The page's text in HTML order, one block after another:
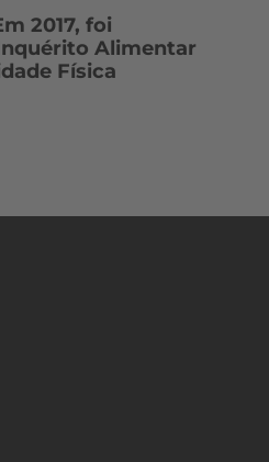
2017, foi
Alimentar
Física